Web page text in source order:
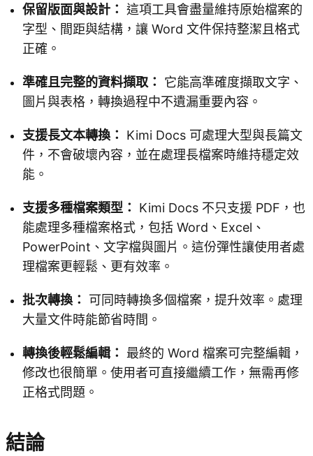
保留版面與設計： 這項工具會盡量維持原始檔案的
字型、間距與結構，讓 Word 文件保持整潔且格式
正確。
準確且完整的資料擷取：
它能高準確度擷取文字、
圖片與表格，轉換過程中不遺漏重要內容。
支援長文本轉換：
Kimi Docs 可處理大型與長篇文
件，不會破壞內容，並在處理長檔案時維持穩定效
能。
支援多種檔案類型：
Kimi Docs 不只支援 PDF，也
能處理多種檔案格式，包括 Word、Excel、
PowerPoint、文字檔與圖片。這份彈性讓使用者處
理檔案更輕鬆、更有效率。
批次轉換：
可同時轉換多個檔案，提升效率。處理
大量文件時能節省時間。
轉換後輕鬆編輯： 最終的 Word 檔案可完整編輯，
修改也很簡單。使用者可直接繼續工作，無需再修
正格式問題。
結論